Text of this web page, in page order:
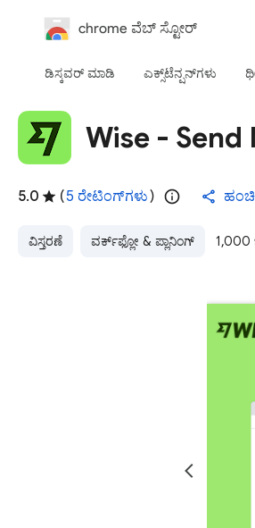
chrome ವೆಬ್‌ ಸ್ಟೋರ್‌
ಡಿಸ್ಕವರ್ ಮಾಡಿ ಎಕ್ಸ್‌ಟೆನ್ಷನ್‌‌ಗಳು
Wise - Send
5.0 (5 ರೇಟಿಂಗ್‌ಗಳು )
ವಿಸ್ತರಣೆ ವರ್ಕ್‌ಫ್ಲೋ & ಪ್ಲಾನಿಂಗ್ 1,000